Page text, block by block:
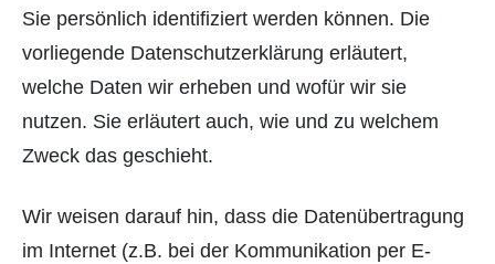
Sie persönlich identifiziert werden können. Die
vorliegende Datenschutzerklärung erläutert,
welche Daten wir erheben und wofür wir sie
nutzen. Sie erläutert auch, wie und zu welchem
Zweck das geschieht.
Wir weisen darauf hin, dass die Datenübertragung
im Internet (z.B. bei der Kommunikation per E-